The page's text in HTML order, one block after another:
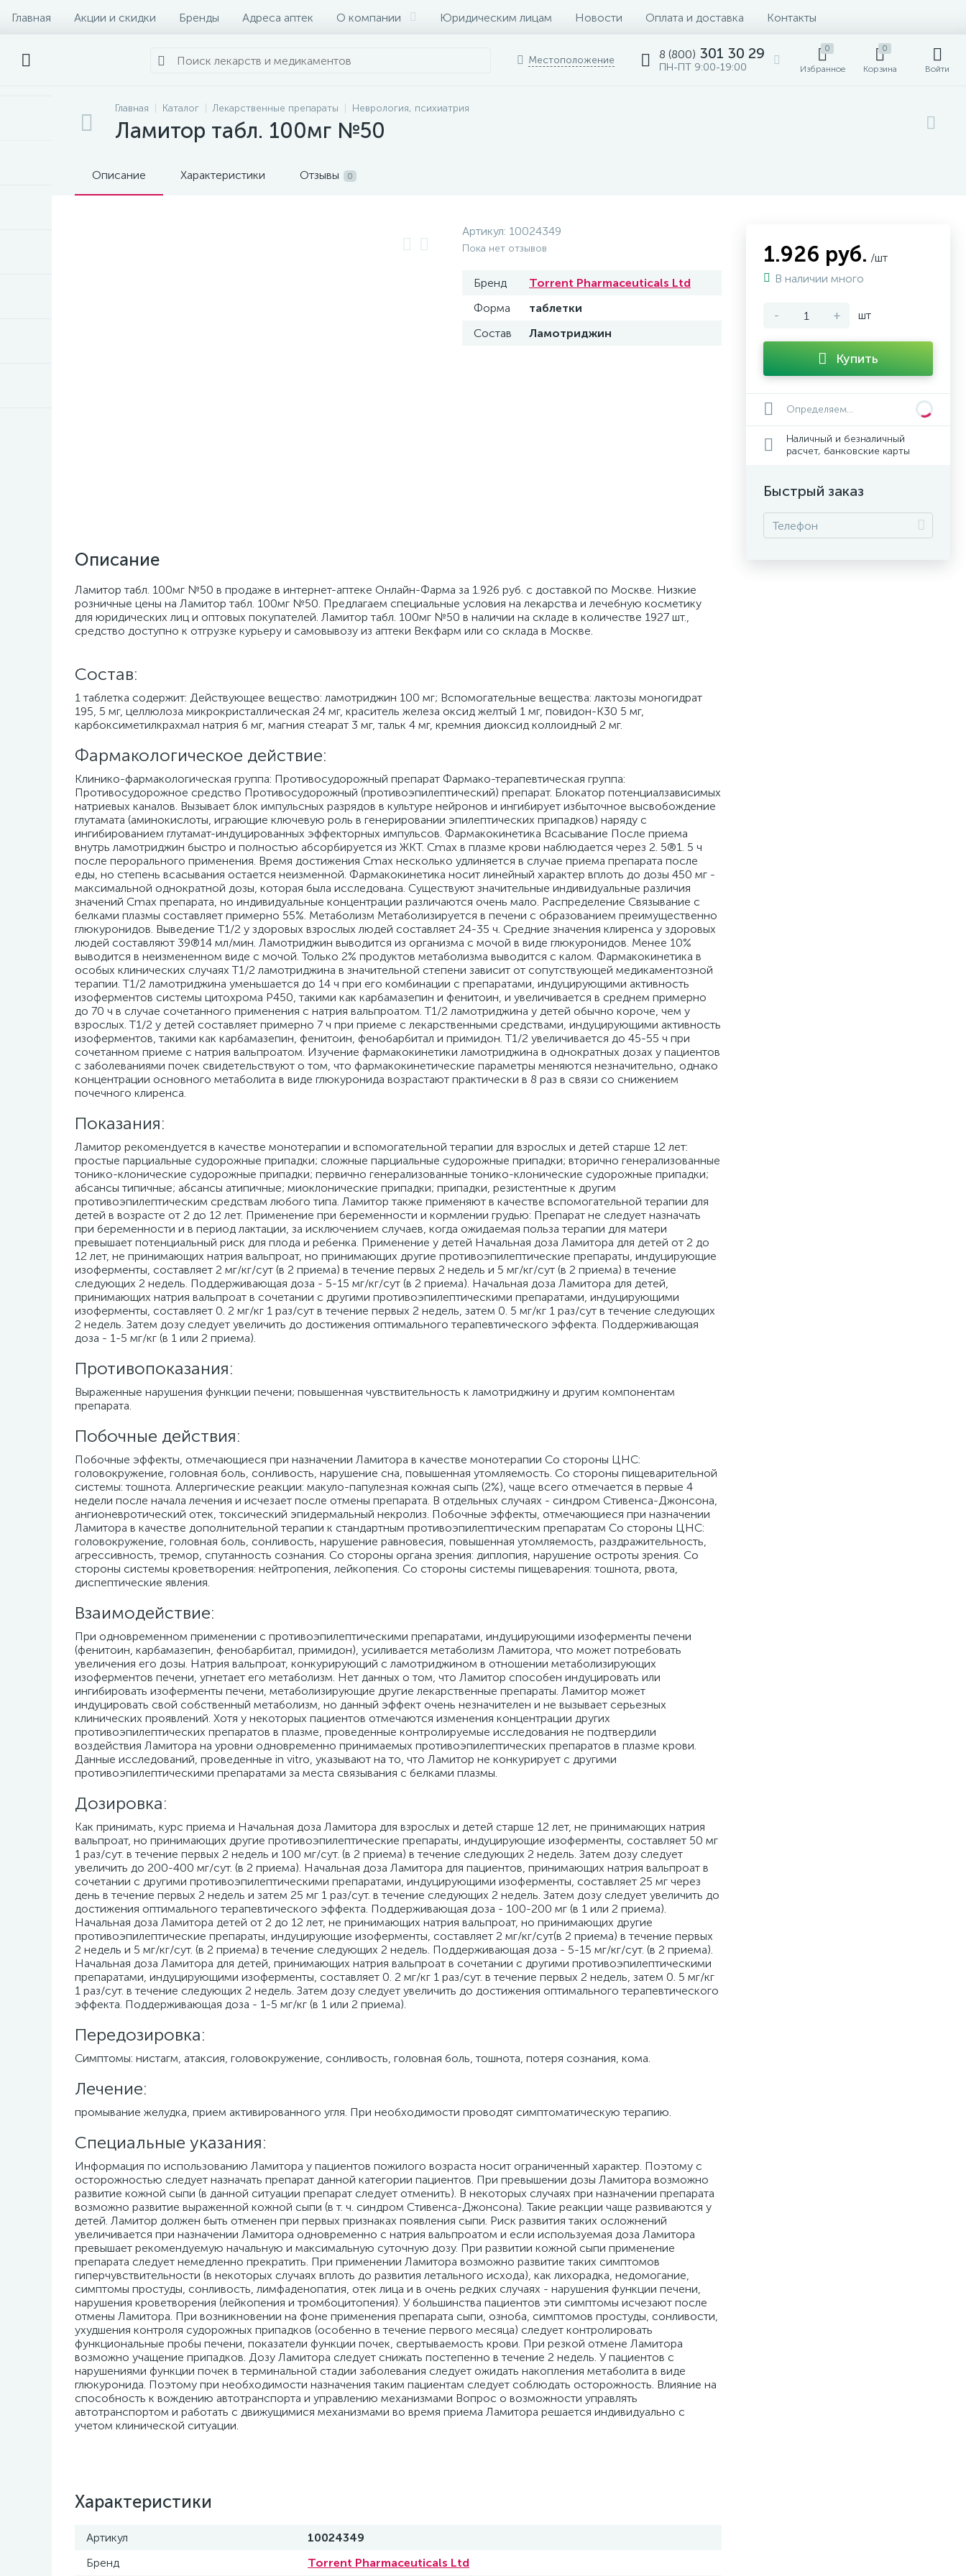
Главная Акции и скидки Бренды Адреса аптек О компании Юридическим лицам Новости Оплата и доставка Контакты
Местоположение 8 (800) 301 30 29
ПН-ПТ 9:00-19:00
0
Избранное
0
Корзина Войти
Главная Каталог Лекарственные препараты Неврология, психиатрия
Ламитор табл. 100мг №50
Описание Характеристики Отзывы 0
Артикул: 10024349
Пока нет отзывов
Бренд
Torrent Pharmaceuticals Ltd
Форма
таблетки
Состав
Ламотриджин
Описание
Ламитор табл. 100мг №50 в продаже в интернет-аптеке Онлайн-Фарма за 1.926 руб. с доставкой по Москве. Низкие
розничные цены на Ламитор табл. 100мг №50. Предлагаем специальные условия на лекарства и лечебную косметику
для юридических лиц и оптовых покупателей. Ламитор табл. 100мг №50 в наличии на складе в количестве 1927 шт.,
средство доступно к отгрузке курьеру и самовывозу из аптеки Векфарм или со склада в Москве.
Cостав:
1 таблетка содержит: Действующее вещество: ламотриджин 100 мг; Вспомогательные вещества: лактозы моногидрат
195, 5 мг, целлюлоза микрокристаллическая 24 мг, краситель железа оксид желтый 1 мг, повидон-К30 5 мг,
карбоксиметилкрахмал натрия 6 мг, магния стеарат 3 мг, тальк 4 мг, кремния диоксид коллоидный 2 мг.
Фармакологическое действие:
Клинико-фармакологическая группа: Противосудорожный препарат Фармако-терапевтическая группа:
Противосудорожное средство Противосудорожный (противоэпилептический) препарат. Блокатор потенциалзависимых
натриевых каналов. Вызывает блок импульсных разрядов в культуре нейронов и ингибирует избыточное высвобождение
глутамата (аминокислоты, играющие ключевую роль в генерировании эпилептических припадков) наряду с
ингибированием глутамат-индуцированных эффекторных импульсов. Фармакокинетика Всасывание После приема
внутрь ламотриджин быстро и полностью абсорбируется из ЖКТ. Cmax в плазме крови наблюдается через 2. 5®1. 5 ч
после перорального применения. Время достижения Cmax несколько удлиняется в случае приема препарата после
еды, но степень всасывания остается неизменной. Фармакокинетика носит линейный характер вплоть до дозы 450 мг -
максимальной однократной дозы, которая была исследована. Существуют значительные индивидуальные различия
значений Cmax препарата, но индивидуальные концентрации различаются очень мало. Распределение Связывание с
белками плазмы составляет примерно 55%. Метаболизм Метаболизируется в печени с образованием преимущественно
глюкуронидов. Выведение T1/2 у здоровых взрослых людей составляет 24-35 ч. Средние значения клиренса у здоровых
людей составляют 39®14 мл/мин. Ламотриджин выводится из организма с мочой в виде глюкуронидов. Менее 10%
выводится в неизмененном виде с мочой. Только 2% продуктов метаболизма выводится с калом. Фармакокинетика в
особых клинических случаях T1/2 ламотриджина в значительной степени зависит от сопутствующей медикаментозной
терапии. T1/2 ламотриджина уменьшается до 14 ч при его комбинации с препаратами, индуцирующими активность
изоферментов системы цитохрома Р450, такими как карбамазепин и фенитоин, и увеличивается в среднем примерно
до 70 ч в случае сочетанного применения с натрия вальпроатом. T1/2 ламотриджина у детей обычно короче, чем у
взрослых. T1/2 у детей составляет примерно 7 ч при приеме с лекарственными средствами, индуцирующими активность
изоферментов, такими как карбамазепин, фенитоин, фенобарбитал и примидон. T1/2 увеличивается до 45-55 ч при
сочетанном приеме с натрия вальпроатом. Изучение фармакокинетики ламотриджина в однократных дозах у пациентов
с заболеваниями почек свидетельствуют о том, что фармакокинетические параметры меняются незначительно, однако
концентрации основного метаболита в виде глюкуронида возрастают практически в 8 раз в связи со снижением
почечного клиренса.
Показания:
Ламитор рекомендуется в качестве монотерапии и вспомогательной терапии для взрослых и детей старше 12 лет:
простые парциальные судорожные припадки; сложные парциальные судорожные припадки; вторично генерализованные
тонико-клонические судорожные припадки; первично генерализованные тонико-клонические судорожные припадки;
абсансы типичные; абсансы атипичные; миоклонические припадки; припадки, резистентные к другим
противоэпилептическим средствам любого типа. Ламитор также применяют в качестве вспомогательной терапии для
детей в возрасте от 2 до 12 лет. Применение при беременности и кормлении грудью: Препарат не следует назначать
при беременности и в период лактации, за исключением случаев, когда ожидаемая польза терапии для матери
превышает потенциальный риск для плода и ребенка. Применение у детей Начальная доза Ламитора для детей от 2 до
12 лет, не принимающих натрия вальпроат, но принимающих другие противоэпилептические препараты, индуцирующие
изоферменты, составляет 2 мг/кг/сут (в 2 приема) в течение первых 2 недель и 5 мг/кг/сут (в 2 приема) в течение
следующих 2 недель. Поддерживающая доза - 5-15 мг/кг/сут (в 2 приема). Начальная доза Ламитора для детей,
принимающих натрия вальпроат в сочетании с другими противоэпилептическими препаратами, индуцирующими
изоферменты, составляет 0. 2 мг/кг 1 раз/сут в течение первых 2 недель, затем 0. 5 мг/кг 1 раз/сут в течение следующих
2 недель. Затем дозу следует увеличить до достижения оптимального терапевтического эффекта. Поддерживающая
доза - 1-5 мг/кг (в 1 или 2 приема).
Противопоказания:
Выраженные нарушения функции печени; повышенная чувствительность к ламотриджину и другим компонентам
препарата.
Побочные действия:
Побочные эффекты, отмечающиеся при назначении Ламитора в качестве монотерапии Со стороны ЦНС:
головокружение, головная боль, сонливость, нарушение сна, повышенная утомляемость. Со стороны пищеварительной
системы: тошнота. Аллергические реакции: макуло-папулезная кожная сыпь (2%), чаще всего отмечается в первые 4
недели после начала лечения и исчезает после отмены препарата. В отдельных случаях - синдром Стивенса-Джонсона,
ангионевротический отек, токсический эпидермальный некролиз. Побочные эффекты, отмечающиеся при назначении
Ламитора в качестве дополнительной терапии к стандартным противоэпилептическим препаратам Со стороны ЦНС:
головокружение, головная боль, сонливость, нарушение равновесия, повышенная утомляемость, раздражительность,
агрессивность, тремор, спутанность сознания. Со стороны органа зрения: диплопия, нарушение остроты зрения. Со
стороны системы кроветворения: нейтропения, лейкопения. Со стороны системы пищеварения: тошнота, рвота,
диспептические явления.
Взаимодействие:
При одновременном применении с противоэпилептическими препаратами, индуцирующими изоферменты печени
(фенитоин, карбамазепин, фенобарбитал, примидон), усиливается метаболизм Ламитора, что может потребовать
увеличения его дозы. Натрия вальпроат, конкурирующий с ламотриджином в отношении метаболизирующих
изоферментов печени, угнетает его метаболизм. Нет данных о том, что Ламитор способен индуцировать или
ингибировать изоферменты печени, метаболизирующие другие лекарственные препараты. Ламитор может
индуцировать свой собственный метаболизм, но данный эффект очень незначителен и не вызывает серьезных
клинических проявлений. Хотя у некоторых пациентов отмечаются изменения концентрации других
противоэпилептических препаратов в плазме, проведенные контролируемые исследования не подтвердили
воздействия Ламитора на уровни одновременно принимаемых противоэпилептических препаратов в плазме крови.
Данные исследований, проведенные in vitro, указывают на то, что Ламитор не конкурирует с другими
противоэпилептическими препаратами за места связывания с белками плазмы.
Дозировка:
Как принимать, курс приема и Начальная доза Ламитора для взрослых и детей старше 12 лет, не принимающих натрия
вальпроат, но принимающих другие противоэпилептические препараты, индуцирующие изоферменты, составляет 50 мг
1 раз/сут. в течение первых 2 недель и 100 мг/сут. (в 2 приема) в течение следующих 2 недель. Затем дозу следует
увеличить до 200-400 мг/сут. (в 2 приема). Начальная доза Ламитора для пациентов, принимающих натрия вальпроат в
сочетании с другими противоэпилептическими препаратами, индуцирующими изоферменты, составляет 25 мг через
день в течение первых 2 недель и затем 25 мг 1 раз/сут. в течение следующих 2 недель. Затем дозу следует увеличить до
достижения оптимального терапевтического эффекта. Поддерживающая доза - 100-200 мг (в 1 или 2 приема).
Начальная доза Ламитора детей от 2 до 12 лет, не принимающих натрия вальпроат, но принимающих другие
противоэпилептические препараты, индуцирующие изоферменты, составляет 2 мг/кг/сут(в 2 приема) в течение первых
2 недель и 5 мг/кг/сут. (в 2 приема) в течение следующих 2 недель. Поддерживающая доза - 5-15 мг/кг/сут. (в 2 приема).
Начальная доза Ламитора для детей, принимающих натрия вальпроат в сочетании с другими противоэпилептическими
препаратами, индуцирующими изоферменты, составляет 0. 2 мг/кг 1 раз/сут. в течение первых 2 недель, затем 0. 5 мг/кг
1 раз/сут. в течение следующих 2 недель. Затем дозу следует увеличить до достижения оптимального терапевтического
эффекта. Поддерживающая доза - 1-5 мг/кг (в 1 или 2 приема).
Передозировка:
Симптомы: нистагм, атаксия, головокружение, сонливость, головная боль, тошнота, потеря сознания, кома.
Лечение:
промывание желудка, прием активированного угля. При необходимости проводят симптоматическую терапию.
Специальные указания:
Информация по использованию Ламитора у пациентов пожилого возраста носит ограниченный характер. Поэтому с
осторожностью следует назначать препарат данной категории пациентов. При превышении дозы Ламитора возможно
развитие кожной сыпи (в данной ситуации препарат следует отменить). В некоторых случаях при назначении препарата
возможно развитие выраженной кожной сыпи (в т. ч. синдром Стивенса-Джонсона). Такие реакции чаще развиваются у
детей. Ламитор должен быть отменен при первых признаках появления сыпи. Риск развития таких осложнений
увеличивается при назначении Ламитора одновременно с натрия вальпроатом и если используемая доза Ламитора
превышает рекомендуемую начальную и максимальную суточную дозу. При развитии кожной сыпи применение
препарата следует немедленно прекратить. При применении Ламитора возможно развитие таких симптомов
гиперчувствительности (в некоторых случаях вплоть до развития летального исхода), как лихорадка, недомогание,
симптомы простуды, сонливость, лимфаденопатия, отек лица и в очень редких случаях - нарушения функции печени,
нарушения кроветворения (лейкопения и тромбоцитопения). У большинства пациентов эти симптомы исчезают после
отмены Ламитора. При возникновении на фоне применения препарата сыпи, озноба, симптомов простуды, сонливости,
ухудшения контроля судорожных припадков (особенно в течение первого месяца) следует контролировать
функциональные пробы печени, показатели функции почек, свертываемость крови. При резкой отмене Ламитора
возможно учащение припадков. Дозу Ламитора следует снижать постепенно в течение 2 недель. У пациентов с
нарушениями функции почек в терминальной стадии заболевания следует ожидать накопления метаболита в виде
глюкуронида. Поэтому при необходимости назначения таким пациентам следует соблюдать осторожность. Влияние на
способность к вождению автотранспорта и управлению механизмами Вопрос о возможности управлять
автотранспортом и работать с движущимися механизмами во время приема Ламитора решается индивидуально с
учетом клинической ситуации.
Характеристики
Артикул
10024349
Бренд
Torrent Pharmaceuticals Ltd
1.926 руб. /шт
В наличии много
- + шт
Купить
Определяем...
Наличный и безналичный
расчет, банковские карты
Быстрый заказ